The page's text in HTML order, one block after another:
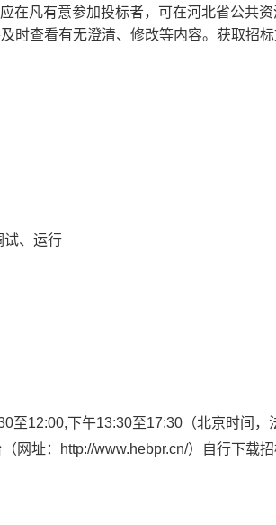
在凡有意参加投标者，可在河北省公共资
时查看有无澄清、修改等内容。 获取招
试、运行
至12:00,下午13:30至17:30 （北京时间，
网址：http://www.hebpr.cn/）自行下载